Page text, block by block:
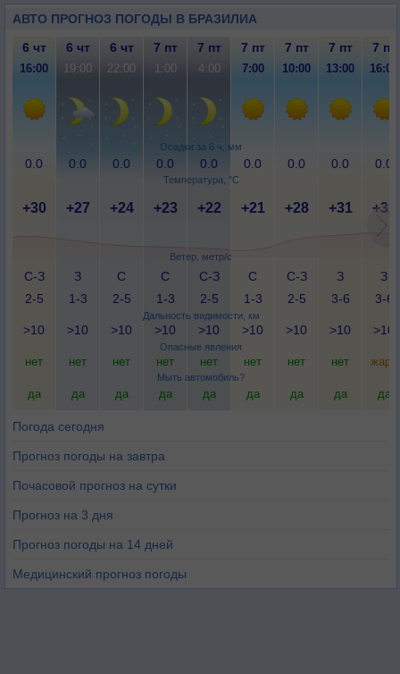
АВТО ПРОГНОЗ ПОГОДЫ В БРАЗИЛИА
Осадки за 6 ч, мм
Температура, °C
Ветер, метр/с
Дальность видимости, км
Опасные явления
Мыть автомобиль?
6 чт 6 чт 6 чт 7 пт 7 пт 7 пт 7 пт 7 пт 7 пт
16:00 19:00 22:00 1:00 4:00 7:00 10:00 13:00 16:00
0.0 0.0 0.0 0.0 0.0 0.0 0.0 0.0 0.0
+30 +27 +24 +23 +22 +21 +28 +31 +32
С-З
2-5
З
1-3
С
2-5
С
1-3
С-З
2-5
С
1-3
С-З
2-5
З
3-6
З
3-6
>10 >10 >10 >10 >10 >10 >10 >10 >10
нет нет нет нет нет нет нет нет жара
да да да да да да да да да
Погода сегодня
Прогноз погоды на завтра
Почасовой прогноз на сутки
Прогноз на 3 дня
Прогноз погоды на 14 дней
Медицинский прогноз погоды